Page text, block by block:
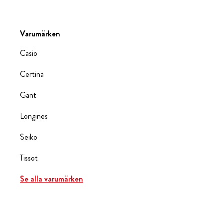
Varumärken
Casio
Certina
Gant
Longines
Seiko
Tissot
Se alla varumärken